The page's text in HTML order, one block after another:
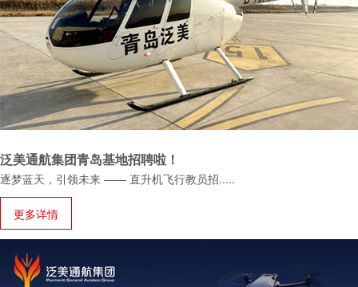
泛美通航集团青岛基地招聘啦！
逐梦蓝天，引领未来 —— 直升机飞行教员招.....
更多详情